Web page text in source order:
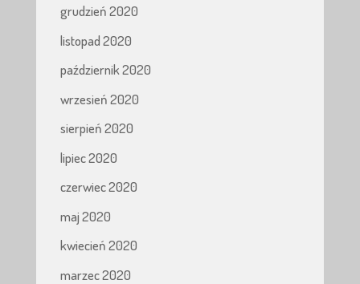
grudzień 2020
listopad 2020
październik 2020
wrzesień 2020
sierpień 2020
lipiec 2020
czerwiec 2020
maj 2020
kwiecień 2020
marzec 2020